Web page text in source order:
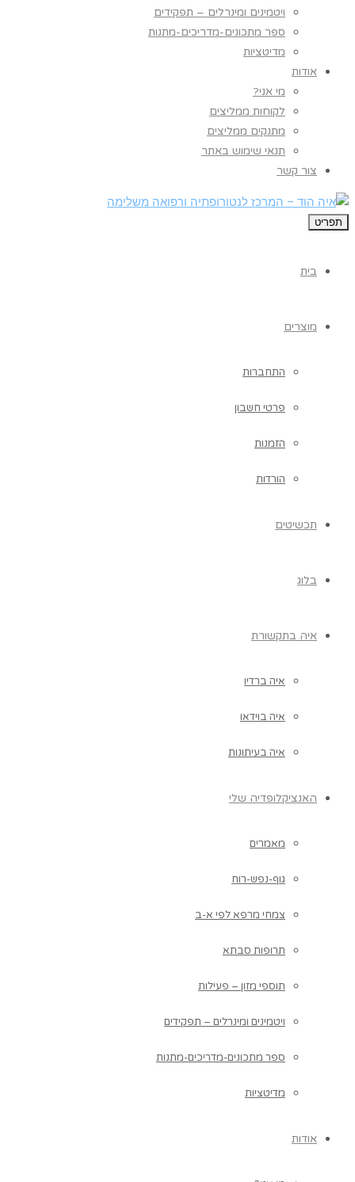
ויטמינים ומינרלים – תפקידים
ספר מתכונים-מדריכים-מתנות
מדיטציות
אודות
מי אני?
לקוחות ממליצים
מתנקים ממליצים
תנאי שימוש באתר
צור קשר
תפריט
בית
מוצרים
התחברות
פרטי חשבון
הזמנות
הורדות
תכשיטים
בלוג
איה בתקשורת
איה ברדיו
איה בוידאו
איה בעיתונות
האנציקלופדיה שלי
מאמרים
גוף-נפש-רוח
צמחי מרפא לפי א-ב
תרופות סבתא
תוספי מזון – פעילות
ויטמינים ומינרלים – תפקידים
ספר מתכונים-מדריכים-מתנות
מדיטציות
אודות